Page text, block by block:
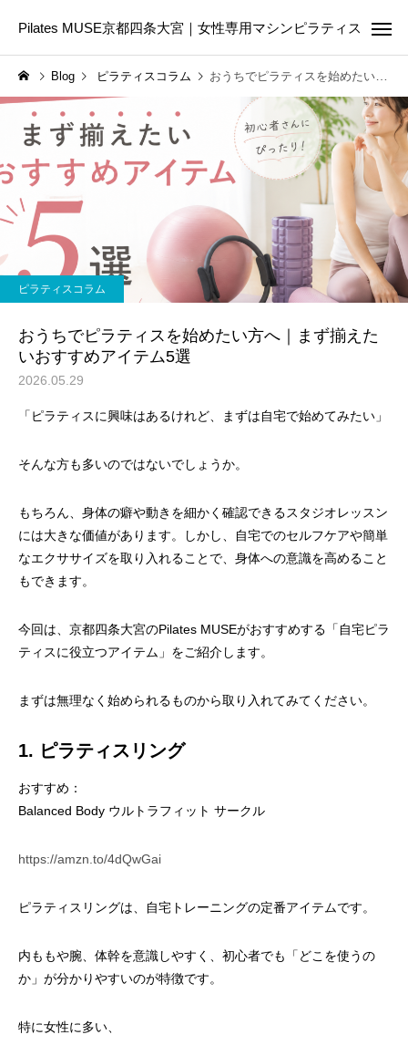
Pilates MUSE京都四条大宮｜女性専用マシンピラティス
First
ピラティスは筋トレの代わ
りになる？違いや目的に合
わせた選び方を解説
ピラティスコラム
美容のために今日から
たい5つの生活習慣｜内
からきれいを育てる第
Blog ピラティスコラム おうちでピラティスを始めたい方へ｜まず揃えたいおすすめアイテム5選
ピラティスコラム
おうちでピラティスを始めたい方へ｜まず揃えた
いおすすめアイテム5選
2026.05.29
「ピラティスに興味はあるけれど、まずは自宅で始めてみたい」
そんな方も多いのではないでしょうか。
もちろん、身体の癖や動きを細かく確認できるスタジオレッスン
には大きな価値があります。しかし、自宅でのセルフケアや簡単
なエクササイズを取り入れることで、身体への意識を高めること
もできます。
今回は、京都四条大宮のPilates MUSEがおすすめする「自宅ピラ
ティスに役立つアイテム」をご紹介します。
まずは無理なく始められるものから取り入れてみてください。
1. ピラティスリング
おすすめ：
Balanced Body ウルトラフィット サークル
https://amzn.to/4dQwGai
ピラティスリングは、自宅トレーニングの定番アイテムです。
内ももや腕、体幹を意識しやすく、初心者でも「どこを使うの
か」が分かりやすいのが特徴です。
特に女性に多い、